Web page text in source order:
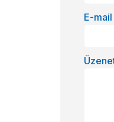
E-mail